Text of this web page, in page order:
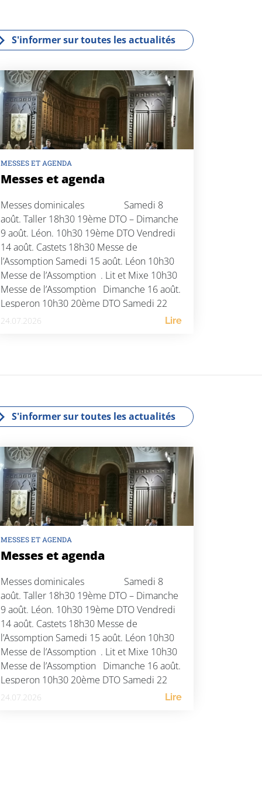
k
S'informer sur toutes les actualités
MESSES ET AGENDA
Messes et agenda
Messes dominicales Samedi 8
août. Taller 18h30 19ème DTO – Dimanche
9 août. Léon. 10h30 19ème DTO Vendredi
14 août. Castets 18h30 Messe de
l’Assomption Samedi 15 août. Léon 10h30
Messe de l’Assomption . Lit et Mixe 10h30
Messe de l’Assomption Dimanche 16 août.
Lesperon 10h30 20ème DTO Samedi 22
août. St […]
24.07.2026 Lire
S'informer sur toutes les actualités
MESSES ET AGENDA
Messes et agenda
Messes dominicales Samedi 8
août. Taller 18h30 19ème DTO – Dimanche
9 août. Léon. 10h30 19ème DTO Vendredi
14 août. Castets 18h30 Messe de
l’Assomption Samedi 15 août. Léon 10h30
Messe de l’Assomption . Lit et Mixe 10h30
Messe de l’Assomption Dimanche 16 août.
Lesperon 10h30 20ème DTO Samedi 22
août. St […]
24.07.2026 Lire